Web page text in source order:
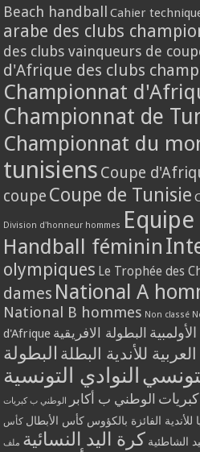
Beach handball Cahier
arabe des clubs
des clubs vainqueurs de
d'Afrique des clubs
Championnat
Championnat de
Championnat du
tunisiens Coupe
coupe Coupe de Tunisie
Division d'honneur hommes
Handball féminin
olympiques Le Trophée des
dames National A
National B hommes Non classé
d'Afrique البطولة الافريقية
للأندية البطلة البطولة
النوادي التونسية
الوطني ب أكابر الوطني ب كبريات
الفائزة بالكؤوس كأس الأبطال كأس
الشاطئية كرة اليد النسائية ملف